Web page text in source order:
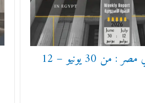
مرصد العدالة في مصر : من 30 يونيو – 12